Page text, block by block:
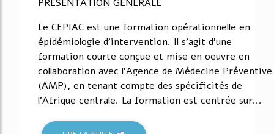
PRESENTATION GENERALE
Le CEPIAC est une formation opérationnelle en
épidémiologie d'intervention. Il s'agit d'une
formation courte conçue et mise en oeuvre en
collaboration avec l'Agence de Médecine Préventive
(AMP), en tenant compte des spécificités de
l'Afrique centrale. La formation est centrée sur...